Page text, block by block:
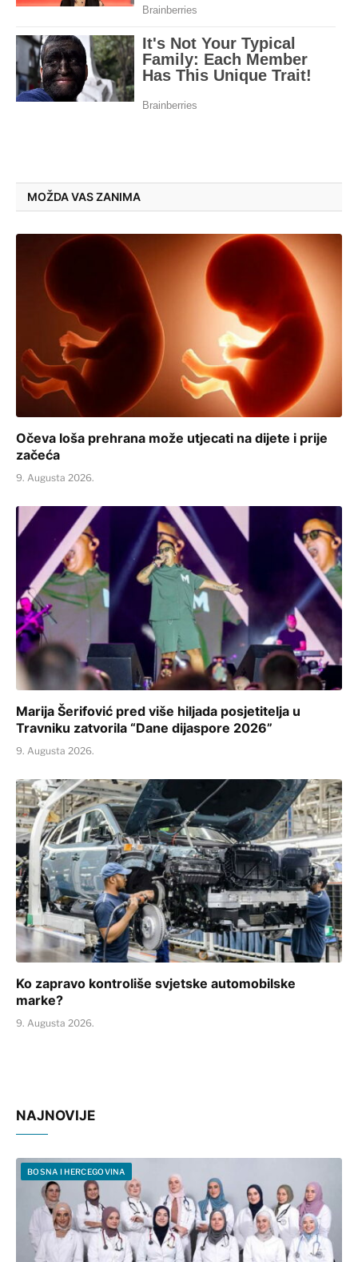
MOŽDA VAS ZANIMA
Očeva loša prehrana može utjecati na dijete i prije
začeća
9. Augusta 2026.
Marija Šerifović pred više hiljada posjetitelja u
Travniku zatvorila “Dane dijaspore 2026”
9. Augusta 2026.
Ko zapravo kontroliše svjetske automobilske
marke?
9. Augusta 2026.
NAJNOVIJE
BOSNA I HERCEGOVINA